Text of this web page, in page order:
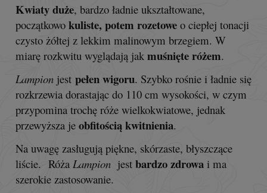
Kwiaty duże, bardzo ładnie ukształtowane,
początkowo kuliste, potem rozetowe o ciepłej tonacji
czysto żółtej z lekkim malinowym brzegiem. W
miarę rozkwitu wyglądają jak muśnięte różem.
Lampion jest pełen wigoru. Szybko rośnie i ładnie się
rozkrzewia dorastając do 110 cm wysokości, w czym
przypomina trochę róże wielkokwiatowe, jednak
przewyższa je obfitością kwitnienia.
Na uwagę zasługują piękne, skórzaste, błyszczące
liście. Róża Lampion jest bardzo zdrowa i ma
szerokie zastosowanie.